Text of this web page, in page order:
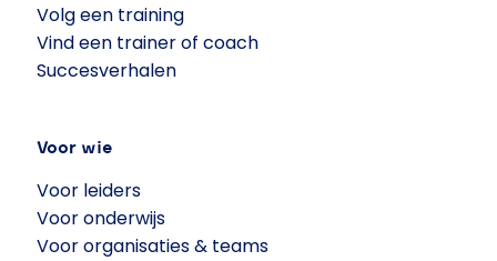
Volg een training
Vind een trainer of coach
Succesverhalen
Voor wie
Voor leiders
Voor onderwijs
Voor organisaties & teams